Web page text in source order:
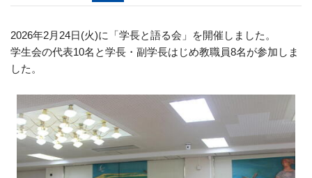
2026年2月 24日(火)に「学長と語る会」を開催しました。
学生会の代表10名と学長・副学長はじめ教職員8名が参加しま
した。